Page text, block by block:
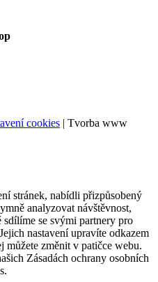
cookies | Tvorba www
stránek, nabídli přizpůsobený
analyzovat návštěvnost,
se svými partnery pro
nastavení upravíte odkazem
změnit v patičce webu.
Zásadách ochrany osobních